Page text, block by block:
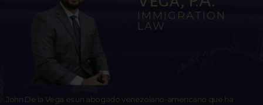
IMMIGRATION
LAW
John De la Vega es un abogado venezolano-americano que ha